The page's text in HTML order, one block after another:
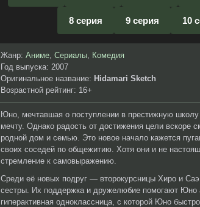
8 серия 9 серия 10
Жанр: Аниме, Сериалы, Комедия
Год выпуска: 2007
Оригинальное название: Hidamari Sketch
Возрастной рейтинг: 16+
Юно, мечтавшая о поступлении в престижную
мечту. Однако радость от достижения цели вскоре
родной дом и семью. Это новое начало кажется
своих соседей по общежитию. Хотя они и не
стремление к самовыражению.
Среди её новых подруг — второкурсницы Хиро и
сестры. Их поддержка и дружелюбие помогают Юно
гиперактивная одноклассница, с которой Юно